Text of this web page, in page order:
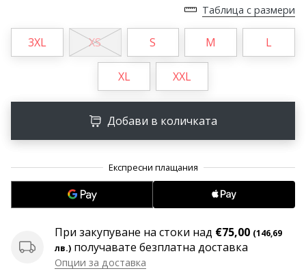
1 мин. четене
WeplayVolleyball
ли
уебсайт,
дискусионен
форум?
Таблица с размери
3XL XS S M L
XL XXL
Добави в количката
При закупуване на стоки над €75,00 (146,69
лв.) получавате безплатна доставка
Опции за доставка